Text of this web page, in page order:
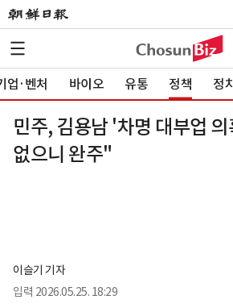
업·벤처 바이오 유통 정책 정
민주, 김용남 '차명 대부업
없으니 완주"
이슬기 기자
입력 2026.05.25. 18:29